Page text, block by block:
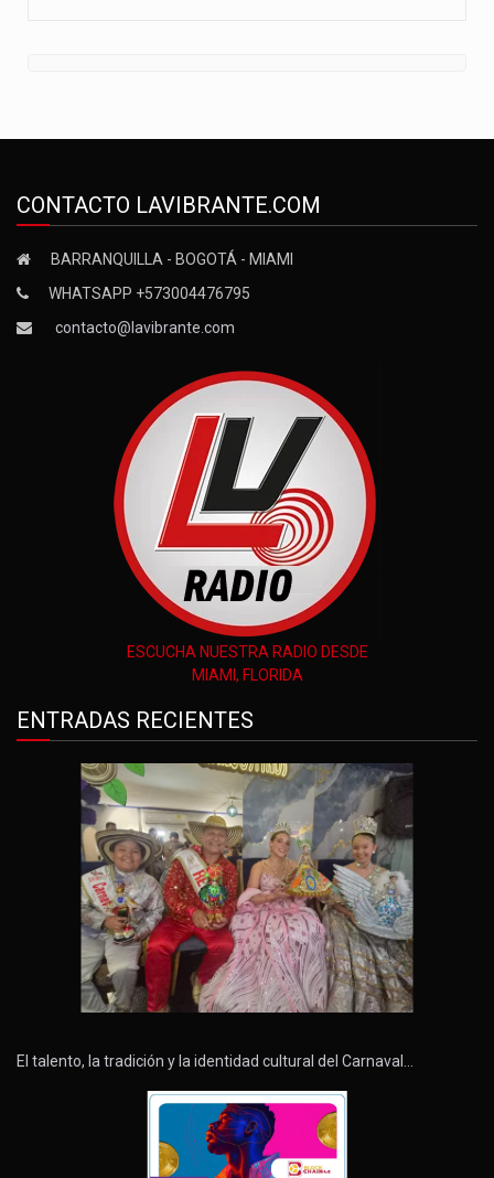
CONTACTO LAVIBRANTE.COM
BARRANQUILLA - BOGOTÁ - MIAMI
WHATSAPP +573004476795
contacto@lavibrante.com
ESCUCHA NUESTRA RADIO DESDE
MIAMI, FLORIDA
ENTRADAS RECIENTES
El talento, la tradición y la identidad cultural del Carnaval…